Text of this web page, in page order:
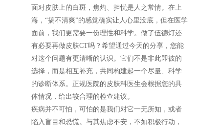
面对皮肤上的白斑，焦灼、担忧是人之常情。在上
海，“搞不清爽”的感觉确实让人心里没底，但在医学
面前，我们更需要一份理性和科学。做了伍德灯还
有必要再做皮肤CT吗？希望通过今天的分享，您能
对这个问题有更清晰的认识。它们不是非此即彼的
选择，而是相互补充，共同构建起一个尽量、科学
的诊断体系。正规医院的皮肤科医生会根据您的具
体情况，给出较合理的检查建议。
疾病并不可怕，可怕的是我们对它一无所知，或者
陷入盲目和恐慌。与其焦虑不安，不如积极行动，